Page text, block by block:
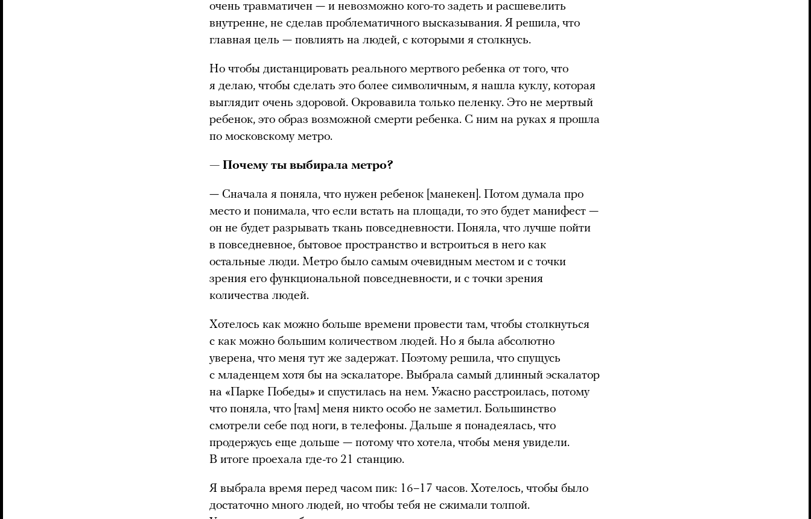
очень травматичен — и невозможно кого-то задеть и расшевелить
внутренне, не сделав проблематичного высказывания. Я решила, что
главная цель — повлиять на людей, с которыми я столкнусь.
Но чтобы дистанцировать реального мертвого ребенка от того, что
я делаю, чтобы сделать это более символичным, я нашла куклу, которая
выглядит очень здоровой. Окровавила только пеленку. Это не мертвый
ребенок, это образ возможной смерти ребенка. С ним на руках я прошла
по московскому метро.
— Почему ты выбирала метро?
— Сначала я поняла, что нужен ребенок [манекен]. Потом думала про
место и понимала, что если встать на площади, то это будет манифест —
он не будет разрывать ткань повседневности. Поняла, что лучше пойти
в повседневное, бытовое пространство и встроиться в него как
остальные люди. Метро было самым очевидным местом и с точки
зрения его функциональной повседневности, и с точки зрения
количества людей.
Хотелось как можно больше времени провести там, чтобы столкнуться
с как можно большим количеством людей. Но я была абсолютно
уверена, что меня тут же задержат. Поэтому решила, что спущусь
с младенцем хотя бы на эскалаторе. Выбрала самый длинный эскалатор
на «Парке Победы» и спустилась на нем. Ужасно расстроилась, потому
что поняла, что [там] меня никто особо не заметил. Большинство
смотрели себе под ноги, в телефоны. Дальше я понадеялась, что
продержусь еще дольше — потому что хотела, чтобы меня увидели.
В итоге проехала где-то 21 станцию.
Я выбрала время перед часом пик: 16–17 часов. Хотелось, чтобы было
достаточно много людей, но чтобы тебя не сжимали толпой.